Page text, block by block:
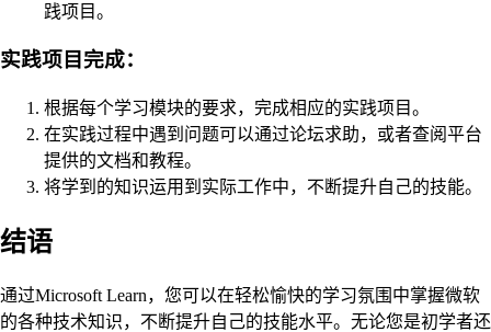
践项目。
实践项目完成：
根据每个学习模块的要求，完成相应的实践项目。
在实践过程中遇到问题可以通过论坛求助，或者查阅平台
提供的文档和教程。
将学到的知识运用到实际工作中，不断提升自己的技能。
结语
通过Microsoft Learn，您可以在轻松愉快的学习氛围中掌握微软
的各种技术知识，不断提升自己的技能水平。无论您是初学者还